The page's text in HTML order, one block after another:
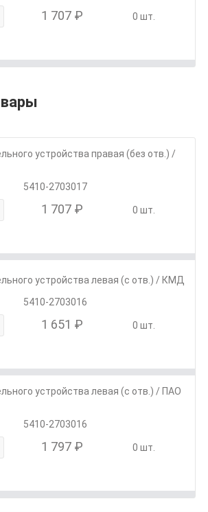
1 707 ₽ 0 шт.
устройства правая (без отв.) /
5410-2703017
1 707 ₽ 0 шт.
устройства левая (с отв.) / КМД
5410-2703016
1 651 ₽ 0 шт.
устройства левая (с отв.) / ПАО
5410-2703016
1 797 ₽ 0 шт.